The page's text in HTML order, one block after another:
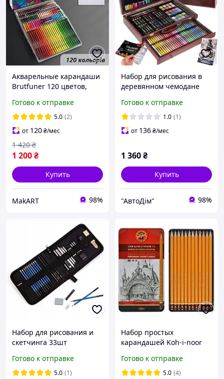
Акварельные карандаши
Brutfuner 120 цветов,
карандашей для
рисования, коробка
пенал.
Готово к отправке
5.0 (2)
от 120₴/мес
1 200₴
1 420 ₴
Купить
MakART 98%
Набор для рисования в
деревянном чемодане
(15611)
Готово к отправке
1.0 (1)
от 136₴/мес
1 360₴
Купить
"АвтоДім" 98%
Набор для рисования и
скетчинга 33шт
ластики, растушевки
Готово к отправке
5.0 (1)
Набор простых
карандашей Koh-i-noor
художественных работ
Готово к отправке
5.0 (4)